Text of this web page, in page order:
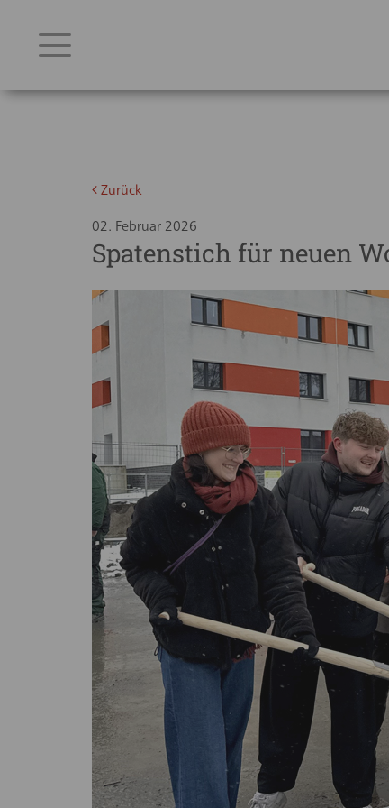
Zurück
02. Februar 2026
Spatenstich für neuen